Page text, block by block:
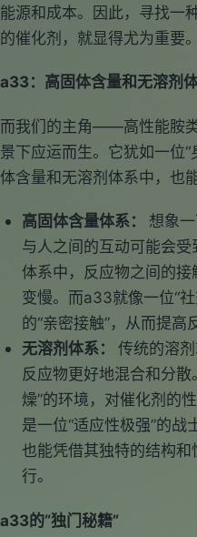
能源和成本。因此，寻找一
的催化剂，就显得尤为重要。
a33：高固体含量和无溶剂
而我们的主角——高性能胺
景下应运而生。它犹如一位
体含量和无溶剂体系中，也
高固体含量体系：
想象
与人之间的互动可能会
体系中，反应物之间的
变慢。而a33就像一位“
的“亲密接触”，从而提高
无溶剂体系：
传统的溶
反应物更好地混合和分
燥”的环境，对催化剂的
是一位“适应性极强”的战
也能凭借其独特的结构
行。
a33的“独门秘籍”